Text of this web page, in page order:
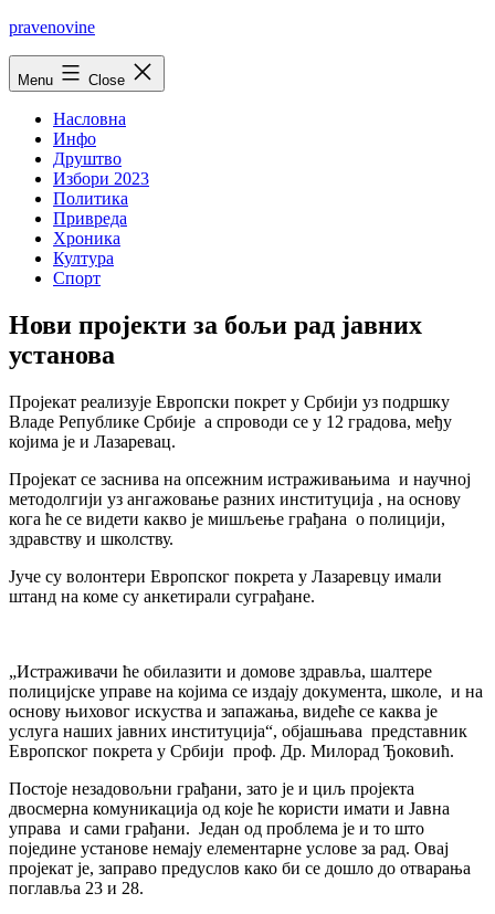
Skip
pravenovine
Menu Close
Насловна
Инфо
Друштво
Избори 2023
Политика
Привреда
Хроника
Култура
Спорт
Нови пројекти за бољи рад јавних
установа
Пројекат реализује Европски покрет у Србији уз подршку
Владе Републике Србије а спроводи се у 12 градова, међу
којима је и Лазаревац.
Пројекат се заснива на опсежним истраживањима и научној
методолгији уз ангажовање разних институција , на основу
кога ће се видети какво је мишљење грађана о полицији,
здравству и школству.
Јуче су волонтери Европског покрета у Лазаревцу имали
штанд на коме су анкетирали суграђане.
„Истраживачи ће обилазити и домове здравља, шалтере
полицијске управе на којима се издају документа, школе, и на
основу њиховог искуства и запажања, видеће се каква је
услуга наших јавних институција“, објашњава представник
Европског покрета у Србији проф. Др. Милорад Ђоковић.
Постоје незадовољни грађани, зато је и циљ пројекта
двосмерна комуникација од које ће користи имати и Јавна
управа и сами грађани. Један од проблема је и то што
поједине установе немају елементарне услове за рад. Овај
пројекат је, заправо предуслов како би се дошло до отварања
поглавља 23 и 28.